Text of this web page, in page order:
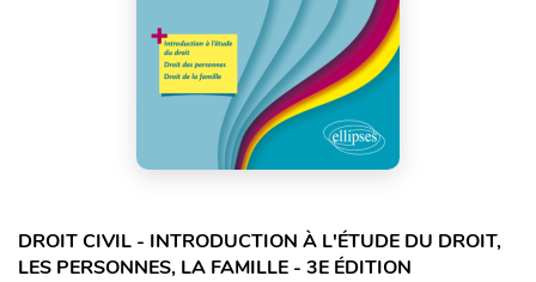
DROIT CIVIL - INTRODUCTION À L'ÉTUDE DU DROIT,
LES PERSONNES, LA FAMILLE - 3E ÉDITION